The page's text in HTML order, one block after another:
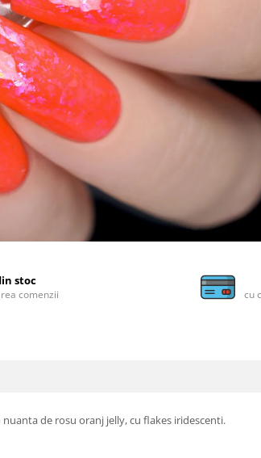
stoc
comenzii cu
de rosu oranj jelly, cu flakes iridescenti.